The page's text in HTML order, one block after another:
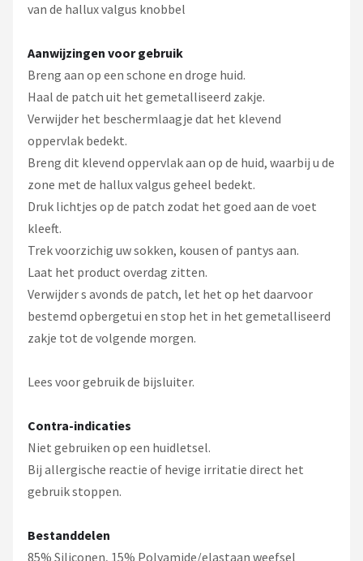
van de hallux valgus knobbel
Aanwijzingen voor gebruik
Breng aan op een schone en droge huid.
Haal de patch uit het gemetalliseerd zakje.
Verwijder het beschermlaagje dat het klevend
oppervlak bedekt.
Breng dit klevend oppervlak aan op de huid, waarbij u de
zone met de hallux valgus geheel bedekt.
Druk lichtjes op de patch zodat het goed aan de voet
kleeft.
Trek voorzichig uw sokken, kousen of pantys aan.
Laat het product overdag zitten.
Verwijder s avonds de patch, let het op het daarvoor
bestemd opbergetui en stop het in het gemetalliseerd
zakje tot de volgende morgen.
Lees voor gebruik de bijsluiter.
Contra-indicaties
Niet gebruiken op een huidletsel.
Bij allergische reactie of hevige irritatie direct het
gebruik stoppen.
Bestanddelen
85% Siliconen, 15% Polyamide/elastaan weefsel